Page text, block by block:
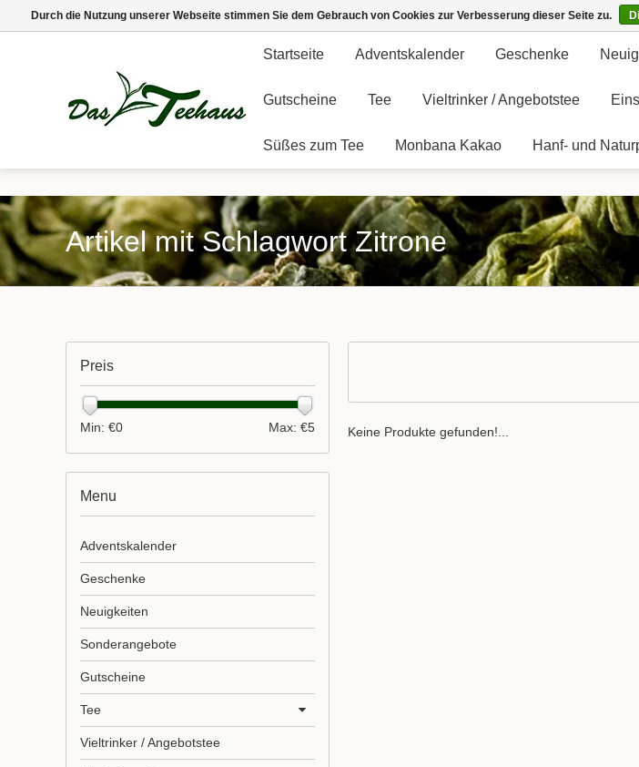
Startseite Adventskalender Geschenke
Gutscheine Tee Vieltrinker / Angebotstee
Süßes zum Tee Monbana Kakao Hanf- und
Artikel mit Schlagwort Zitrone
Keine Produkte gefunden!...
Preis
Min: €0 Max: €5
Menu
Adventskalender
Geschenke
Neuigkeiten
Sonderangebote
Gutscheine
Tee
Vieltrinker / Angebotstee
Durch die Nutzung unserer Webseite stimmen Sie dem Gebrauch von Cookies zur Verbesserung dieser Seite zu.